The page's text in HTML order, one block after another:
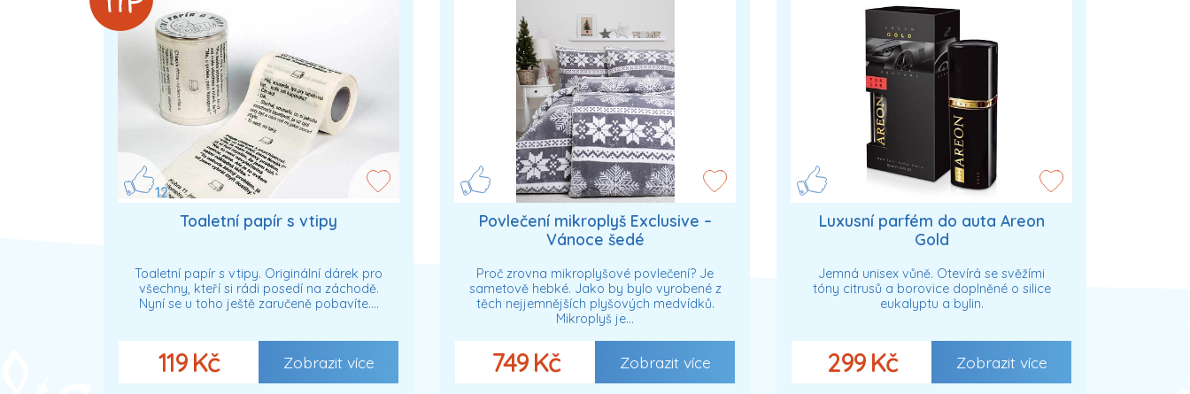
12
Toaletní papír s vtipy
Toaletní papír s vtipy. Originální dárek pro
všechny, kteří si rádi posedí na záchodě.
Nyní se u toho ještě zaručeně pobavíte.…
119 Kč Zobrazit více
Povlečení mikroplyš Exclusive –
Vánoce šedé
Proč zrovna mikroplyšové povlečení? Je
sametově hebké. Jako by bylo vyrobené z
těch nejjemnějších plyšových medvídků.
Mikroplyš je…
749 Kč Zobrazit více
Luxusní parfém do auta Areon
Gold
Jemná unisex vůně. Otevírá se svěžími
tóny citrusů a borovice doplněné o silice
eukalyptu a bylin.
299 Kč Zobrazit více